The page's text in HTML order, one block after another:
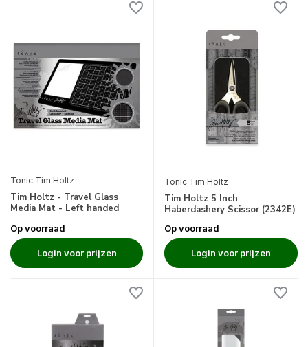
Tonic Tim Holtz
Tim Holtz - Travel Glass
Media Mat - Left handed
Op voorraad
Login voor prijzen
Tonic Tim Holtz
Tim Holtz 5 Inch
Haberdashery Scissor (2342E)
Op voorraad
Login voor prijzen